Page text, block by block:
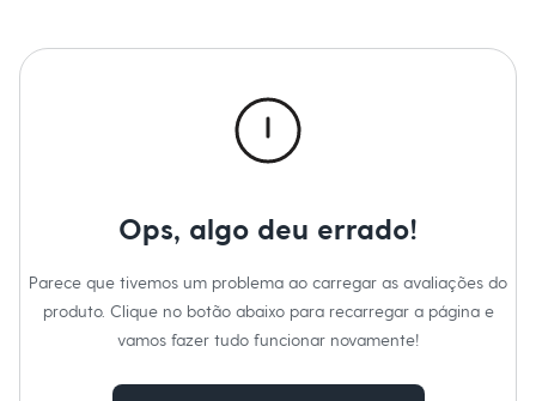
Maiôs
Saídas de praia
Moda esportiva
Shorts e Saias
Masculino
Em alta
Dia dos Pais
Ops, algo deu errado!
Parece que tivemos um problema ao carregar as avaliações do
produto. Clique no botão abaixo para recarregar a página e
vamos fazer tudo funcionar novamente!